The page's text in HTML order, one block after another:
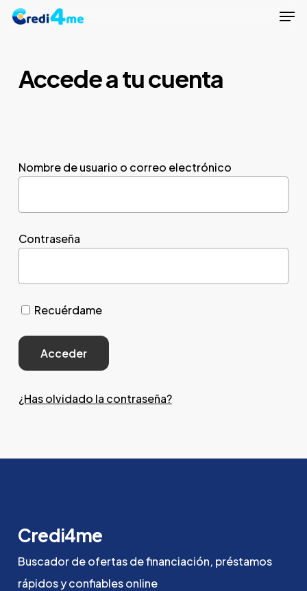
Skip
content
Accede a tu cuenta
Nombre de usuario o correo electrónico
Contraseña
Recuérdame
¿Has olvidado la contraseña?
Credi4me
Buscadordeofertasdefinanciación, préstamos
rápidosyconfiablesonline